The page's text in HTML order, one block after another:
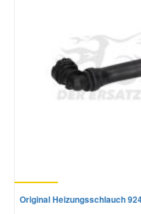
Original Heizungsschlauch